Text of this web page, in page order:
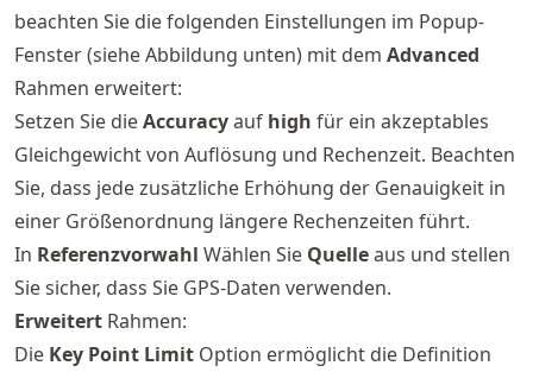
beachten Sie die folgenden Einstellungen im Popup-
Fenster (siehe Abbildung unten) mit dem Advanced
Rahmen erweitert:
Setzen Sie dieAccuracyauf high für ein akzeptables
Gleichgewicht von Auflösung und Rechenzeit. Beachten
Sie, dass jede zusätzliche Erhöhung der Genauigkeit in
einer Größenordnung längere Rechenzeiten führt.
In Referenzvorwahl Wählen Sie Quelleaus und stellen
Sie sicher, dass Sie GPS-Daten verwenden.
Erweitert Rahmen:
Die Key Point Limit Option ermöglicht die Definition